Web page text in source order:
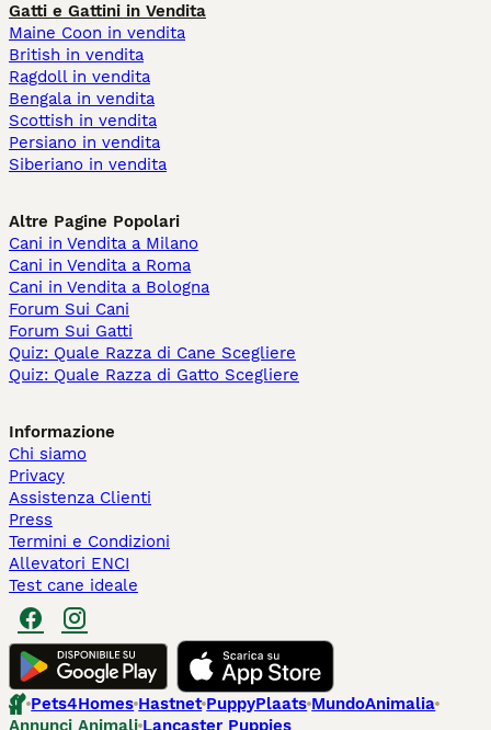
Gatti e Gattini in Vendita
Maine Coon in vendita
British in vendita
Ragdoll in vendita
Bengala in vendita
Scottish in vendita
Persiano in vendita
Siberiano in vendita
Altre Pagine Popolari
Cani in Vendita a Milano
Cani in Vendita a Roma
Cani in Vendita a Bologna
Forum Sui Cani
Forum Sui Gatti
Quiz: Quale Razza di Cane Scegliere
Quiz: Quale Razza di Gatto Scegliere
Informazione
Chi siamo
Privacy
Assistenza Clienti
Press
Termini e Condizioni
Allevatori ENCI
Test cane ideale
Pets4Homes Hastnet PuppyPlaats MundoAnimalia